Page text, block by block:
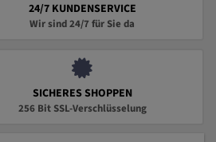
24/7 KUNDENSERVICE
Wir sind 24/7 für Sie da
SICHERES SHOPPEN
256 Bit SSL-Verschlüsselung